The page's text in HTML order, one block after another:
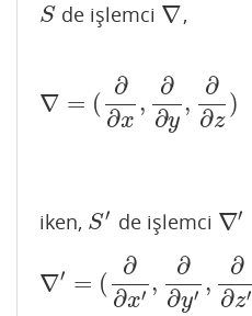
S
S de işlemci ∇
∇ ,
∇ = (
∂
∂x
,
∂
∂y
,
∂
∂z
)
∇=( ∂∂x,∂ ∂y,∂∂ z)
iken, S′
S′ de işlemci ∇′
∇′
∇′ = (
∂
∂x′ ,
∂
∂y′ ,
∂
∂z′
∇′ =( ∂∂x′,∂ ∂y′,∂∂ z′)